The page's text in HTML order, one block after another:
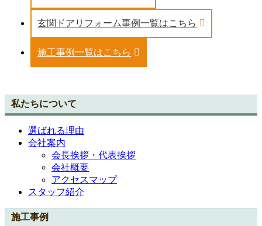
玄関ドアリフォーム事例一覧はこちら
施工事例一覧はこちら
私たちについて
選ばれる理由
会社案内
会長挨拶・代表挨拶
会社概要
アクセスマップ
スタッフ紹介
施工事例